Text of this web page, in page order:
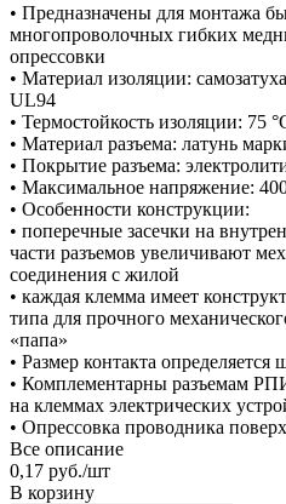
• Предназначены для монтажа
многопроволочных гибких
опрессовки
• Материал изоляции:
UL94
• Термостойкость изоляции: 75
• Материал разъема: латунь
• Покрытие разъема:
• Максимальное напряжение:
• Особенности конструкции:
• поперечные засечки на
части разъемов увеличивают
соединения с жилой
• каждая клемма имеет
типа для прочного
«папа»
• Размер контакта
• Комплементарны разъемам
на клеммах электрических
• Опрессовка проводника
Все описание
0,17 руб./шт
В корзину